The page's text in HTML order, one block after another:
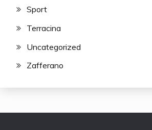
Sport
Terracina
Uncategorized
Zafferano